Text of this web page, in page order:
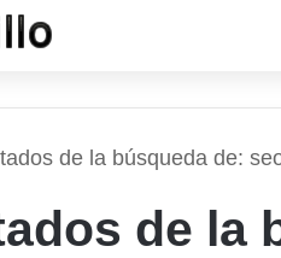
de la búsqueda de:
de la